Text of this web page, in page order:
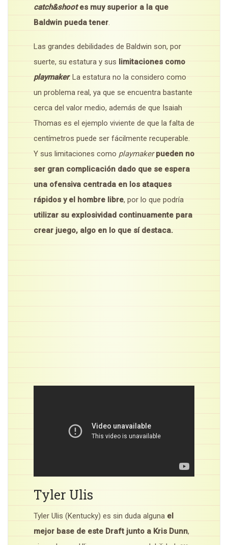
catch&shootes muy superior a la que
Baldwin pueda tener.
Las grandes debilidades de Baldwin son, por
suerte, su estatura y sus limitaciones como
playmaker. La estatura no la considero como
un problema real, ya que se encuentra bastante
cerca del valor medio, además de que Isaiah
Thomas es el ejemplo viviente de que la falta de
centímetros puede ser fácilmente recuperable.
Y sus limitaciones como playmakerpueden no
ser gran complicación dado que se espera
una ofensiva centrada en los ataques
rápidos y el hombre libre, por lo que podría
utilizar su explosividad continuamente para
crear juego, algo en lo que sí destaca.
Tyler Ulis
Tyler Ulis (Kentucky) es sin duda alguna el
mejor base de este Draft junto a Kris Dunn,